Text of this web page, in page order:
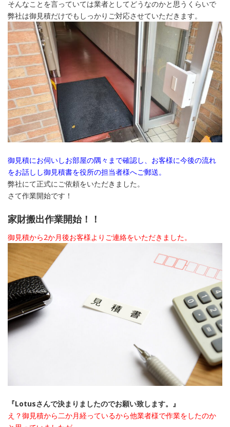
そんなことを言っていては業者としてどうなのかと思うくらいで
弊社は御見積だけでもしっかりご対応させていただきます。
御見積にお伺いしお部屋の隅々まで確認し、お客様に今後の流れ
をお話しし御見積書を役所の担当者様へご郵送。
弊社にて正式にご依頼をいただきました。
さて作業開始です！
家財搬出作業開始！！
御見積から2か月後お客様よりご連絡をいただきました。
『Lotusさんで決まりましたのでお願い致します。』
え？御見積から二か月経っているから他業者様で作業をしたのか